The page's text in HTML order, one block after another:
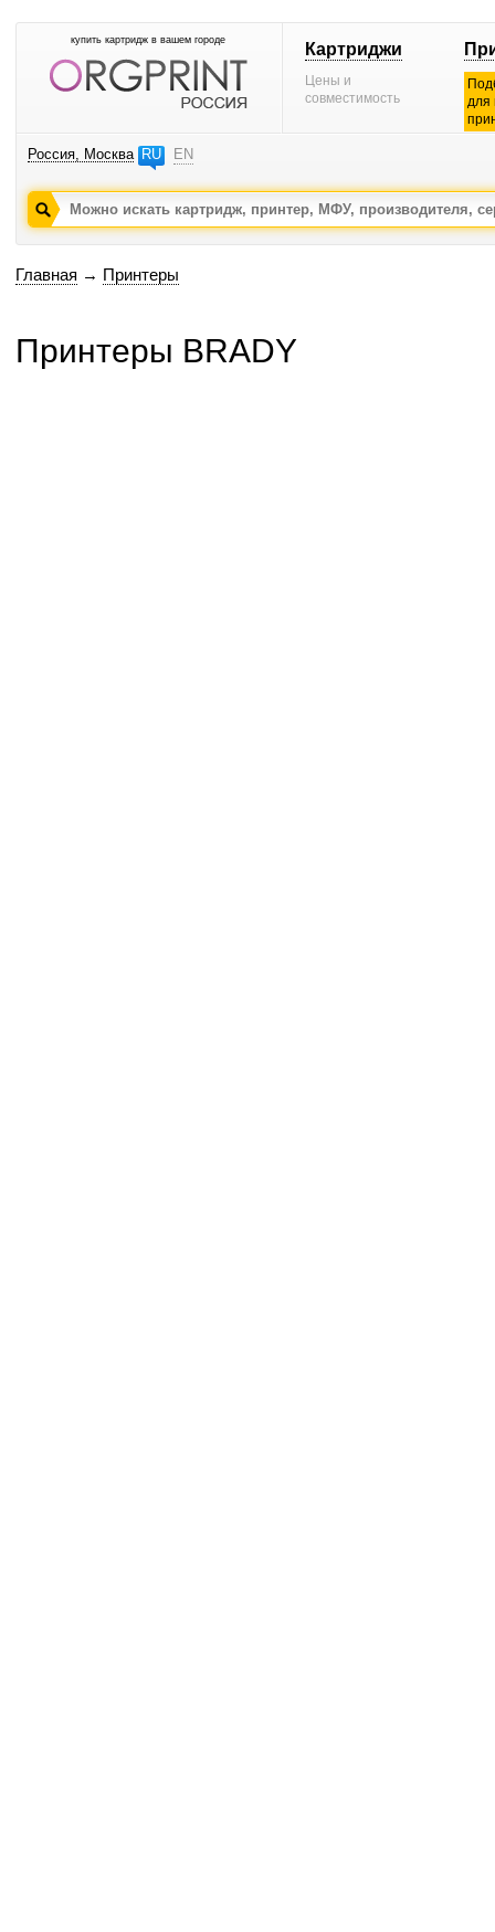
купить картридж в вашем городе Картриджи
Цены и
совместимость
для
Россия, Москва RU EN
Главная → Принтеры
Принтеры BRADY